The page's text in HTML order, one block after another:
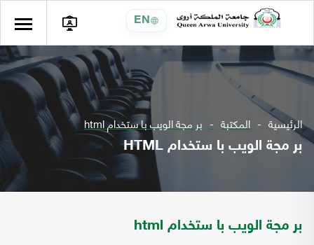
EN
الرئيسية المكتبة بر مجة الويب با ستخدام html
بر مجة الويب با ستخدام HTML
بر مجة الويب با ستخدام html